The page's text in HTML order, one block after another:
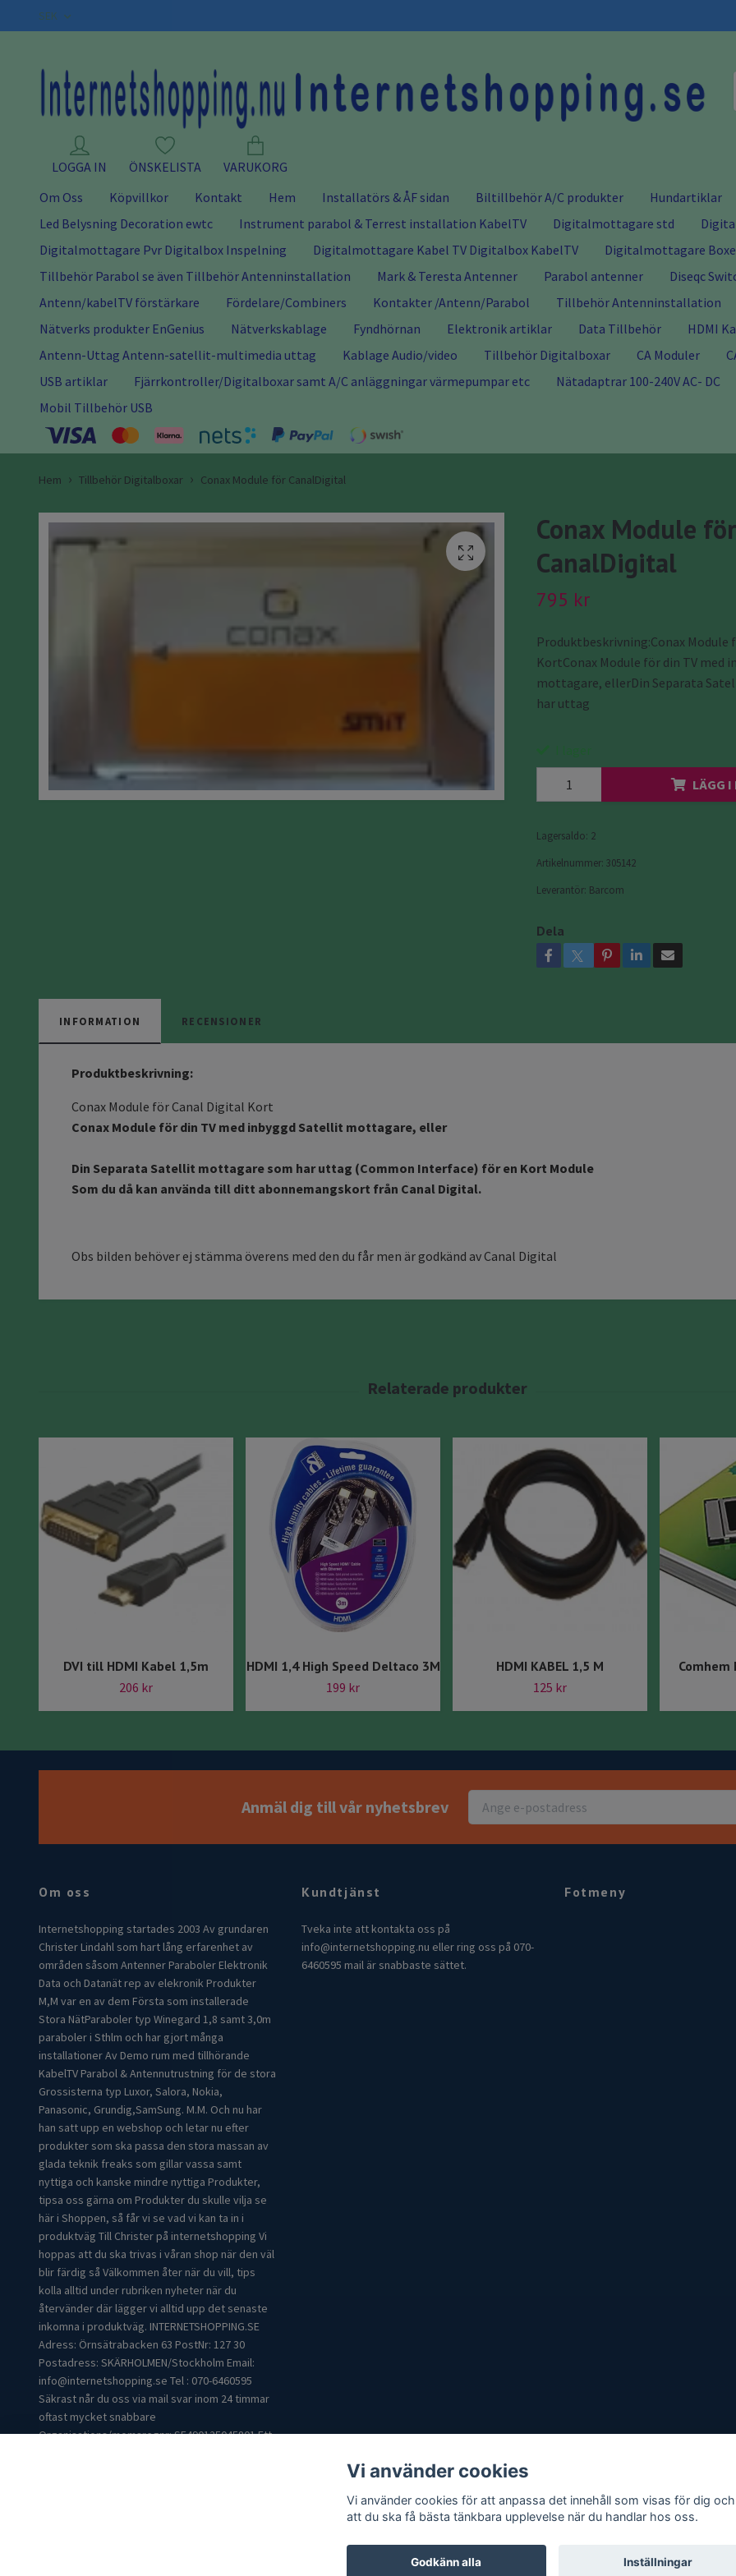
SEK
LOGGA IN ÖNSKELISTA
VARUKORG
Om Oss
Köpvillkor Kontakt Hem Installatörs & ÅF sidan Biltillbehör A/C produkter
Hundartiklar
Led Belysning Decoration ewtc
Instrument parabol & Terrest installation KabelTV Digitalmottagare std
Digitalmottagare Pvr Digitalbox Inspelning
Digitalmottagare Kabel TV Digitalbox KabelTV
Digitalmottagare
Tillbehör Parabol se även Tillbehör Antenninstallation
Mark & Teresta Antenner Parabol antenner
Diseqc
Antenn/kabelTV förstärkare
Fördelare/Combiners Kontakter /Antenn/Parabol
Tillbehör Antenninstallation
Nätverks produkter EnGenius
Nätverkskablage Fyndhörnan Elektronik artiklar Data Tillbehör
HDMI
Antenn-Uttag Antenn-satellit-multimedia uttag
Kablage Audio/video Tillbehör Digitalboxar CA Moduler
USB artiklar
Fjärrkontroller/Digitalboxar samt A/C anläggningar värmepumpar etc
Nätadaptrar 100-240V AC- DC
Mobil Tillbehör USB
Hem Tillbehör Digitalboxar Conax Module för CanalDigital
Conax Module
CanalDigital
795 kr
Produktbeskrivning:Conax Module
KortConax Module för din TV med
mottagare, ellerDin Separata
har uttag
LÄGG I
Lagersaldo: 2
Artikelnummer: 305142
Leverantör: Barcom
Dela
INFORMATION RECENSIONER
Produktbeskrivning:
Conax Module för Canal Digital Kort
Conax Module för din TV med inbyggd Satellit mottagare, eller
Din Separata Satellit mottagare som har uttag (Common Interface) för en Kort Module
Som du då kan använda till ditt abonnemangskort från Canal Digital.
Obs bilden behöver ej stämma överens med den du får men är godkänd av Canal Digital
DVI till HDMI Kabel 1,5m
206 kr
HDMI 1,4 High Speed Deltaco 3M
199 kr
HDMI KABEL 1,5 M
125 kr
Comhem
Anmäl dig till vår nyhetsbrev
Om oss
Internetshopping startades 2003 Av grundaren
Christer Lindahl som hart lång erfarenhet av
områden såsom Antenner Paraboler Elektronik
Data och Datanät rep av elekronik Produkter
M,M var en av dem Första som installerade
Stora NätParaboler typ Winegard 1,8 samt 3,0m
paraboler i Sthlm och har gjort många
installationer Av Demo rum med tillhörande
KabelTV Parabol & Antennutrustning för de stora
Grossisterna typ Luxor, Salora, Nokia,
Panasonic, Grundig,SamSung. M.M. Och nu har
han satt upp en webshop och letar nu efter
produkter som ska passa den stora massan av
glada teknik freaks som gillar vassa samt
nyttiga och kanske mindre nyttiga Produkter,
tipsa oss gärna om Produkter du skulle vilja se
här i Shoppen, så får vi se vad vi kan ta in i
produktväg Till Christer på internetshopping Vi
hoppas att du ska trivas i våran shop när den väl
blir färdig så Välkommen åter när du vill, tips
kolla alltid under rubriken nyheter när du
återvänder där lägger vi alltid upp det senaste
inkomna i produktväg. INTERNETSHOPPING.SE
Adress: Örnsätrabacken 63 PostNr: 127 30
Postadress: SKÄRHOLMEN/Stockholm Email:
info@internetshopping.se Tel : 070-6460595
Säkrast når du oss via mail svar inom 24 timmar
oftast mycket snabbare
Organisations/momsregnr: SE490125045801 Ett
Kundtjänst
Tveka inte att kontakta oss på
info@internetshopping.nu eller ring oss på 070-
6460595 mail är snabbaste sättet.
Fotmeny
Powered by Quickbutik
Vi använder cookies
Vi använder cookies för att anpassa det innehåll som visas för dig
att du ska få bästa tänkbara upplevelse när du handlar hos oss.
Godkänn alla Inställningar